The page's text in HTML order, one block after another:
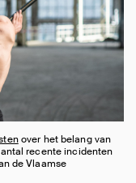
over het belang van
recente incidenten
de Vlaamse